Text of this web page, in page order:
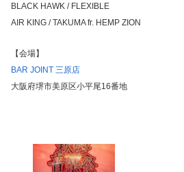
BLACK HAWK / FLEXIBLE
AIR KING / TAKUMA fr. HEMP ZION
【会場】
BAR JOINT 三原店
大阪府堺市美原区小平尾16番地